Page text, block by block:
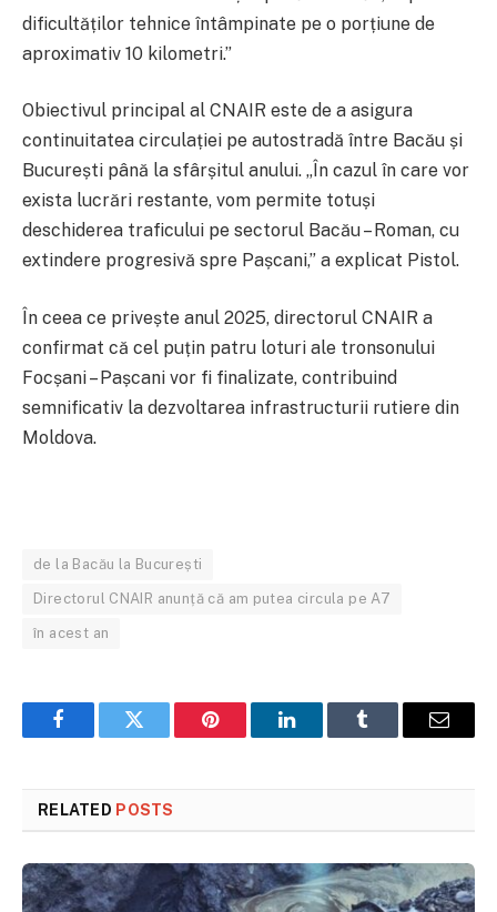
dificultăților tehnice întâmpinate pe o porțiune de
aproximativ 10 kilometri.”
Obiectivul principal al CNAIR este de a asigura
continuitatea circulației pe autostradă între Bacău și
București până la sfârșitul anului. „În cazul în care vor
exista lucrări restante, vom permite totuși
deschiderea traficului pe sectorul Bacău – Roman, cu
extindere progresivă spre Pașcani,” a explicat Pistol.
În ceea ce privește anul 2025, directorul CNAIR a
confirmat că cel puțin patru loturi ale tronsonului
Focșani – Pașcani vor fi finalizate, contribuind
semnificativ la dezvoltarea infrastructurii rutiere din
Moldova.
de la Bacău la București
Directorul CNAIR anunță că am putea circula pe A7
în acest an
FacebookTwitter Pinterest LinkedInTumblr Email
RELATED POSTS